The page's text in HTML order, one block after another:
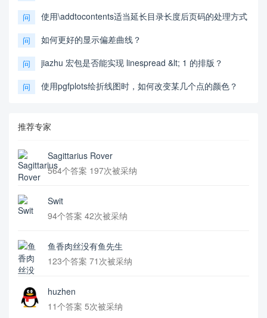
问 使用\addtocontents适当延长目录长度后页码的处理方式
问 如何更好的显示偏差曲线？
问 jiazhu 宏包是否能实现 linespread &lt; 1 的排版？
问 使用pgfplots绘折线图时，如何改变某几个点的颜色？
推荐专家
Sagittarius Rover
564个答案 197次被采纳
Swit
94个答案 42次被采纳
鱼香肉丝没有鱼先生
123个答案 71次被采纳
huzhen
11个答案 5次被采纳